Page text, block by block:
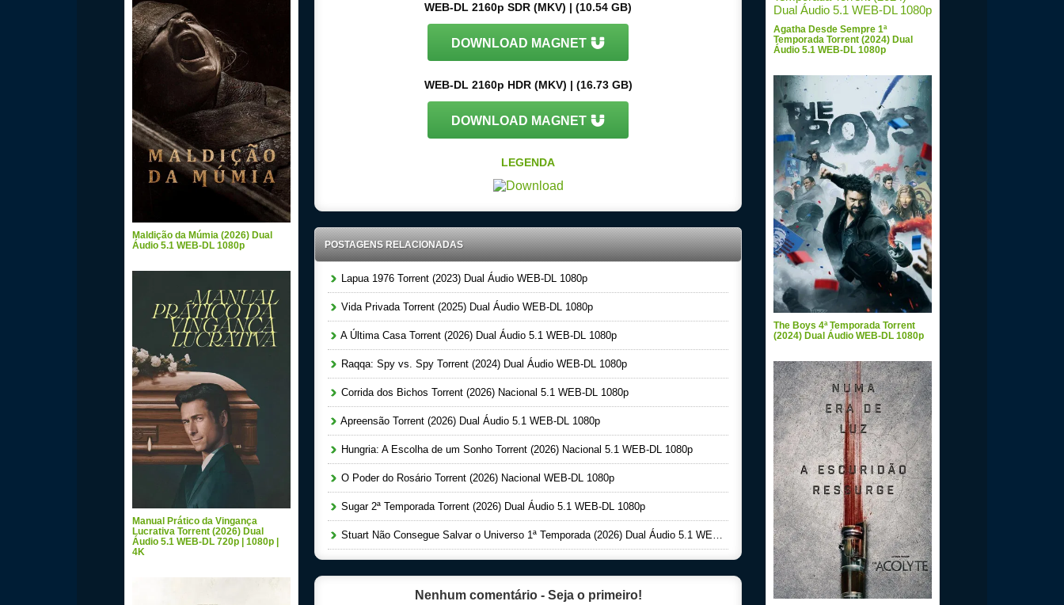
WEB-DL 2160p SDR (MKV) | (10.54 GB)
DOWNLOAD MAGNET
WEB-DL 2160p HDR (MKV) | (16.73 GB)
DOWNLOAD MAGNET
LEGENDA
POSTAGENS RELACIONADAS
Lapua 1976 Torrent (2023) Dual Áudio WEB-DL 1080p
Vida Privada Torrent (2025) Dual Áudio WEB-DL 1080p
A Última Casa Torrent (2026) Dual Áudio 5.1 WEB-DL 1080p
Raqqa: Spy vs. Spy Torrent (2024) Dual Áudio WEB-DL 1080p
Corrida dos Bichos Torrent (2026) Nacional 5.1 WEB-DL 1080p
Apreensão Torrent (2026) Dual Áudio 5.1 WEB-DL 1080p
Hungria: A Escolha de um Sonho Torrent (2026) Nacional 5.1 WEB-DL 1080p
O Poder do Rosário Torrent (2026) Nacional WEB-DL 1080p
Sugar 2ª Temporada Torrent (2026) Dual Áudio 5.1 WEB-DL 1080p
Stuart Não Consegue Salvar o Universo 1ª Temporada (2026) Dual Áudio 5.1 WEB-DL 1080p
Nenhum comentário - Seja o primeiro!
Maldição da Múmia (2026) Dual
Áudio 5.1 WEB-DL 1080p
Manual Prático da Vingança
Lucrativa Torrent (2026) Dual
Áudio 5.1 WEB-DL 720p | 1080p |
4K
Agatha Desde Sempre 1ª
Temporada Torrent (2024) Dual
Áudio 5.1 WEB-DL 1080p
The Boys 4ª Temporada Torrent
(2024) Dual Áudio WEB-DL 1080p